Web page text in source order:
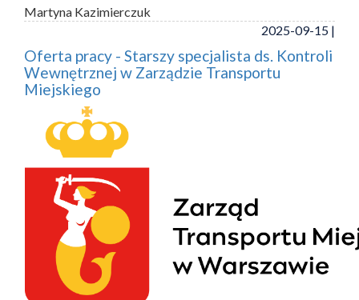
Martyna Kazimierczuk
2025-09-15 |
Oferta pracy - Starszy specjalista ds. Kontroli
Wewnętrznej w Zarządzie Transportu
Miejskiego